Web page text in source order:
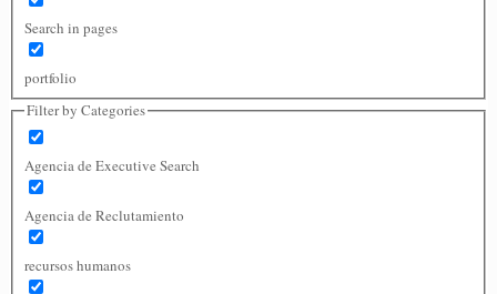
Search in pages
portfolio
Filter by Categories
Agencia de Executive Search
Agencia de Reclutamiento
recursos humanos